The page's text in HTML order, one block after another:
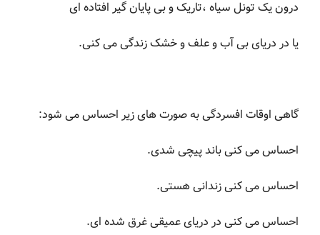
درون یک تونل سیاه ،تاریک و بی پایان گیر افتاده ای
یا در دریای بی آب و علف و خشک زندگی می کنی.
گاهی اوقات افسردگی به صورت های زیر احساس می شود:
احساس می کنی باند پیچی شدی.
احساس می کنی زندانی هستی.
احساس می کنی در دریای عمیقی غرق شده ای.